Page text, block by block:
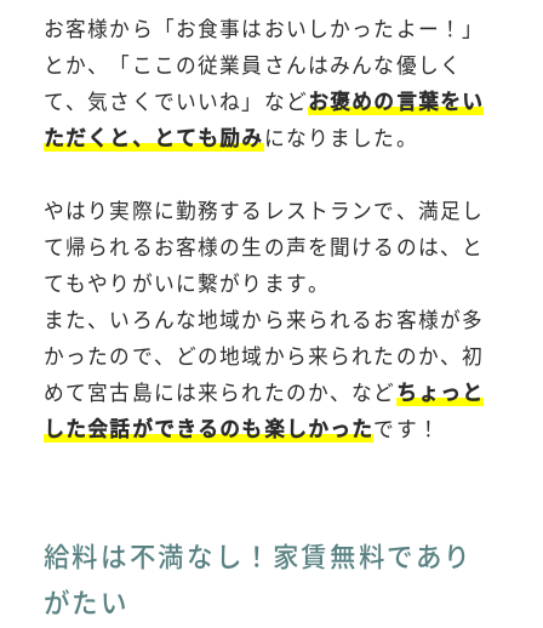
お客様から「お食事はおいしかったよー！」
とか、「ここの従業員さんはみんな優しく
て、気さくでいいね」などお褒めの言葉をい
ただくと、とても励みになりました。
やはり実際に勤務するレストランで、満足し
て帰られるお客様の生の声を聞けるのは、と
てもやりがいに繋がります。
また、いろんな地域から来られるお客様が多
かったので、どの地域から来られたのか、初
めて宮古島には来られたのか、などちょっと
した会話ができるのも楽しかったです！
給料は不満なし！家賃無料であり
がたい